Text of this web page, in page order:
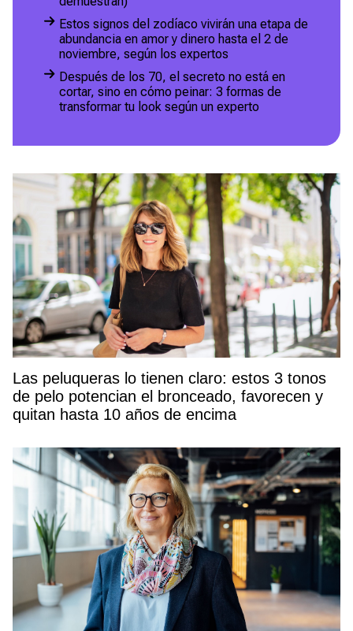
Estos signos del zodíaco vivirán una etapa de
abundancia en amor y dinero hasta el 2 de
noviembre, según los expertos
Después de los 70, el secreto no está en
cortar, sino en cómo peinar: 3 formas de
transformar tu look según un experto
Las peluqueras lo tienen claro: estos 3 tonos
de pelo potencian el bronceado, favorecen y
quitan hasta 10 años de encima